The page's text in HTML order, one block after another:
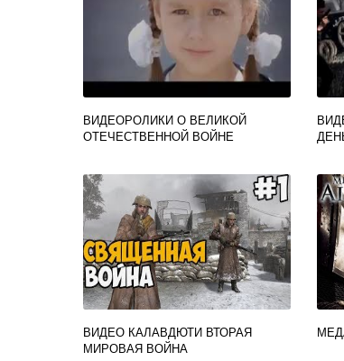
ВИДЕОРОЛИКИ О ВЕЛИКОЙ
ОТЕЧЕСТВЕННОЙ ВОЙНЕ
ВИДЕО КАЛАВДЮТИ ВТОРАЯ
МИРОВАЯ ВОЙНА